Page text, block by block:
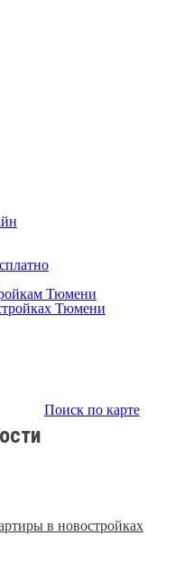
Тюмени
Тюмени
Поиск по карте
в новостройках